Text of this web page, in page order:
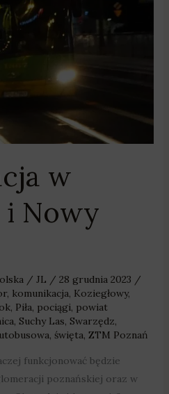
w
i Nowy
/ JL / 28 grudnia 2023 /
, komunikacja Koziegłowy,
, Piła pociągi powiat
Suchy Las Swarzędz
święta ZTM Poznań
funkcjonować będzie
poznańskiej oraz w